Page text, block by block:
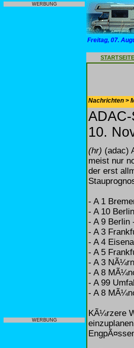
WERBUNG
WERBUNG
Freitag, 07.
STARTSEITE
Nachrichten >
10.
(hr) (adac)
meist nur
der erst
- A 1
- A 10
- A 9
- A 3
- A 4
- A 5
- A 3
- A 8
- A 99
- A 8
KÃ¼rzere